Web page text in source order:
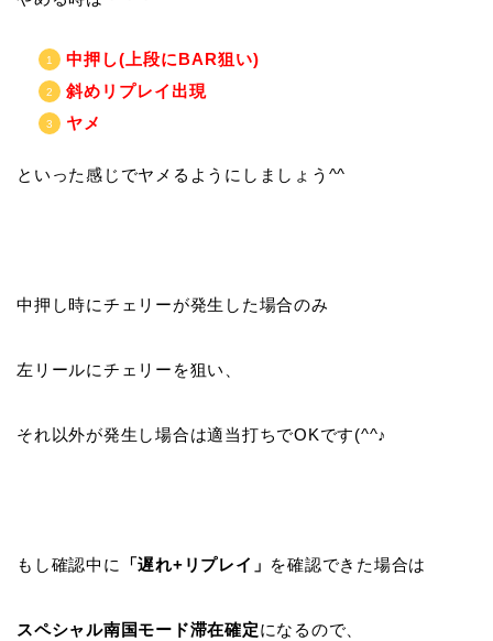
中押し(上段にBAR狙い)
斜めリプレイ出現
ヤメ
といった感じでヤメるようにしましょう^^
中押し時にチェリーが発生した場合のみ
左リールにチェリーを狙い、
それ以外が発生し場合は適当打ちでOKです(^^♪
もし確認中に 「遅れ+リプレイ」 を確認できた場合は
スペシャル南国モード滞在確定になるので、